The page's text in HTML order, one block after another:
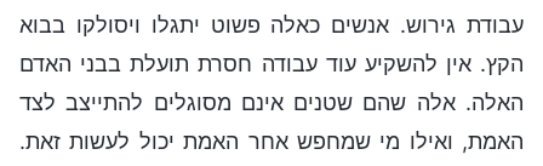
עבודת גירוש. אנשים כאלה פשוט יתגלו ויסולקו בבוא
הקץ. אין להשקיע עוד עבודה חסרת תועלת בבני האדם
האלה. אלה שהם שטנים אינם מסוגלים להתייצב לצד
האמת, ואילו מי שמחפש אחר האמת יכול לעשות זאת.